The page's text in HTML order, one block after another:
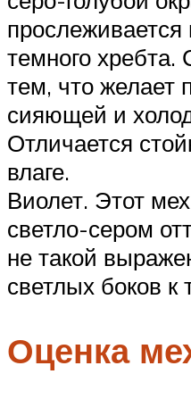
темного
тем, что желает
сияющей и
Отличается
влаге.
Виолет. Этот
светло-сером
не такой
светлых боков к
Оценка